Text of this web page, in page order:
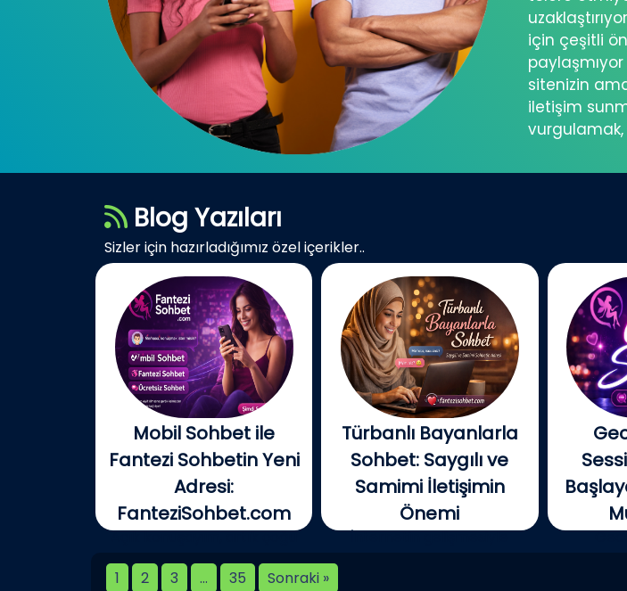
için çeşitli
sitenizin
iletişim
vurgulamak,
Blog Yazıları
Sizler için hazırladığımız özel içerikler..
Mobil Sohbet ile
Fantezi Sohbetin Yeni
Adresi:
FanteziSohbet.com
Açık konuşayım, artık çoğu
kişi...
Türbanlı Bayanlarla
Sohbet: Saygılı ve
Samimi İletişimin
Önemi
İnternetin gelişmesiyle
1
2 3 … 35 Sonraki »